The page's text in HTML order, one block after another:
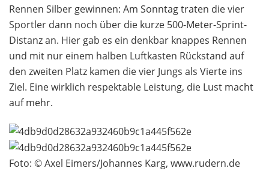
Rennen Silber gewinnen: Am Sonntag traten die vier
Sportler dann noch über die kurze 500-Meter-Sprint-
Distanz an. Hier gab es ein denkbar knappes Rennen
und mit nur einem halben Luftkasten Rückstand auf
den zweiten Platz kamen die vier Jungs als Vierte ins
Ziel. Eine wirklich respektable Leistung, die Lust macht
auf mehr.
Foto: © Axel Eimers/Johannes Karg, www.rudern.de